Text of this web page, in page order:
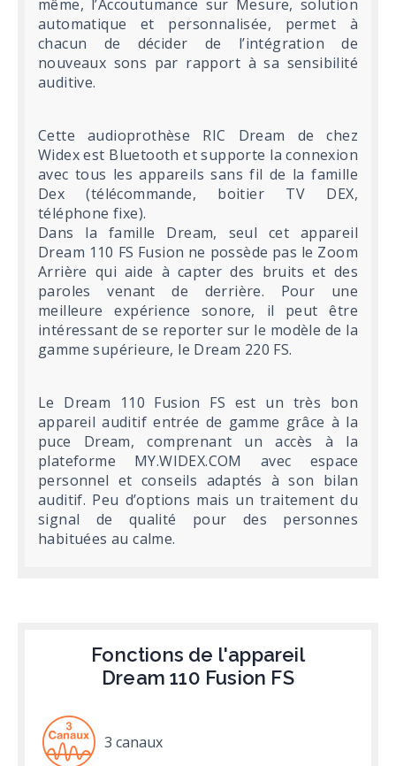
même, l’Accoutumance sur Mesure, solution
automatique et personnalisée, permet à
chacun de décider de l’intégration de
nouveaux sons par rapport à sa sensibilité
auditive.
Cette audioprothèse RIC Dream de chez
Widex est Bluetooth et supporte la connexion
avec tous les appareils sans fil de la famille
Dex (télécommande, boitier TV DEX,
téléphone fixe).
Dans la famille Dream, seul cet appareil
Dream 110 FS Fusion ne possède pas le Zoom
Arrière qui aide à capter des bruits et des
paroles venant de derrière. Pour une
meilleure expérience sonore, il peut être
intéressant de se reporter sur le modèle de la
gamme supérieure, le Dream 220 FS.
Le Dream 110 Fusion FS est un très bon
appareil auditif entrée de gamme grâce à la
puce Dream, comprenant un accès à la
plateforme MY.WIDEX.COM avec espace
personnel et conseils adaptés à son bilan
auditif. Peu d’options mais un traitement du
signal de qualité pour des personnes
habituées au calme.
Fonctions de l'appareil
Dream 110 Fusion FS
3 canaux